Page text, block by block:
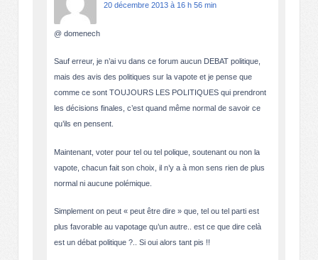
20 décembre 2013 à 16 h 56 min
@ domenech
Sauf erreur, je n’ai vu dans ce forum aucun DEBAT politique,
mais des avis des politiques sur la vapote et je pense que
comme ce sont TOUJOURS LES POLITIQUES qui prendront
les décisions finales, c’est quand même normal de savoir ce
qu’ils en pensent.
Maintenant, voter pour tel ou tel polique, soutenant ou non la
vapote, chacun fait son choix, il n’y a à mon sens rien de plus
normal ni aucune polémique.
Simplement on peut « peut être dire » que, tel ou tel parti est
plus favorable au vapotage qu’un autre.. est ce que dire celà
est un débat politique ?.. Si oui alors tant pis !!